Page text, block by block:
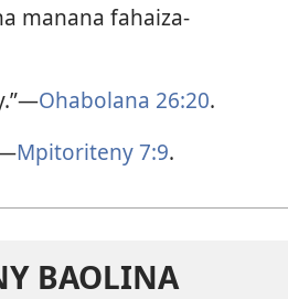
manana fahaiza-
Ohabolana 26:20.
Mpitoriteny 7:9.
BAOLINA